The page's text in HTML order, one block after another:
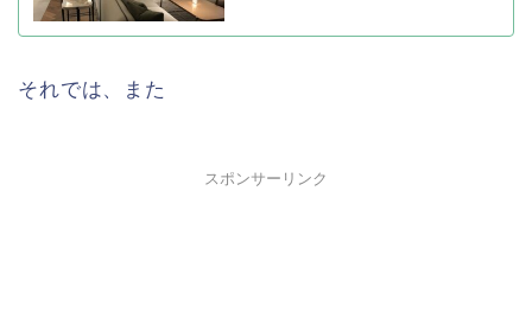
それでは、また
スポンサーリンク